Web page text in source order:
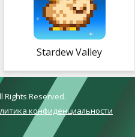
Stardew Valley
Rights Reserved.
конфиденциальности